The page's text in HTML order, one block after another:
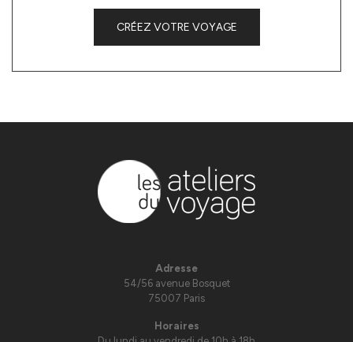
CRÉEZ VOTRE VOYAGE
Adresse
54/56 avenue Bosquet
75007 Paris
Horaires